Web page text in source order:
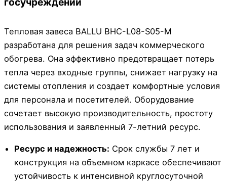
Тепловая завеса BALLU BHC-L08-S05-M
разработана для решения задач коммерческого
обогрева. Она эффективно предотвращает потерь
тепла через входные группы, снижает нагрузку на
системы отопления и создает комфортные условия
для персонала и посетителей. Оборудование
сочетает высокую производительность, простоту
использования и заявленный 7-летний ресурс.
Ресурс и надежность: Срок службы 7 лет и
конструкция на объемном каркасе обеспечивают
устойчивость к интенсивной круглосуточной